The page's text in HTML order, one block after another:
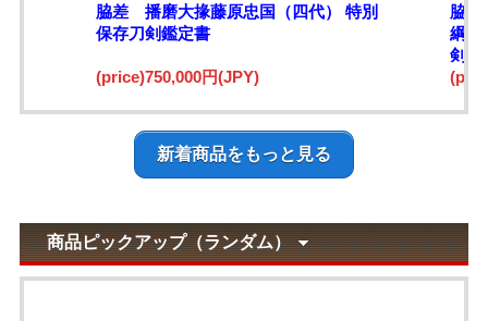
脇差 播磨大掾藤原忠国（四代） 特別
保存刀剣鑑定書
(price)750,000円(JPY)
脇
綱)
剣
新着商品をもっと見る
商品ピックアップ（ランダム）